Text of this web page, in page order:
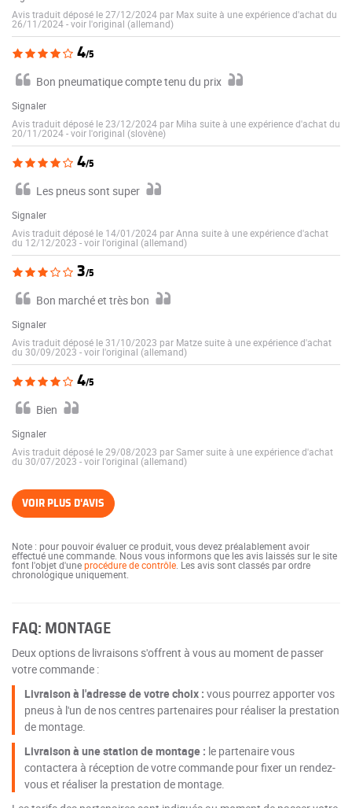
Avis traduit déposé le 27/12/2024 par Max suite à une expérience d'achat du
26/11/2024-voir l'original (allemand)
4/5
Bon pneumatique compte tenu du prix
Signaler
Avis traduit déposé le 23/12/2024 par Miha suite à une expérience d'achat du
20/11/2024-voir l'original (slovène)
4/5
Les pneus sont super
Signaler
Avis traduit déposé le 14/01/2024 par Anna suite à une expérience d'achat
du 12/12/2023 -voir l'original (allemand)
3/5
Bon marché et très bon
Signaler
Avis traduit déposé le 31/10/2023 par Matze suite à une expérience d'achat
du 30/09/2023 -voir l'original (allemand)
4/5
Bien
Signaler
Avis traduit déposé le 29/08/2023 par Samer suite à une expérience d'achat
du 30/07/2023 -voir l'original (allemand)
VOIR PLUS D'AVIS
Note : pour pouvoir évaluer ce produit, vous devez préalablement avoir
effectué une commande. Nous vous informons que les avis laissés sur le site
font l'objet d'uneprocédure de contrôle . Les avis sont classés par ordre
chronologique uniquement.
FAQ: MONTAGE
Deux options de livraisons s'offrent à vous au moment de passer
votre commande :
Livraison à l'adresse de votre choix : vous pourrez apporter vos
pneus à l'un de nos centres partenaires pour réaliser la prestation
de montage.
Livraison à une station de montage : le partenaire vous
contactera à réception de votre commande pour fixer un rendez-
vous et réaliser la prestation de montage.